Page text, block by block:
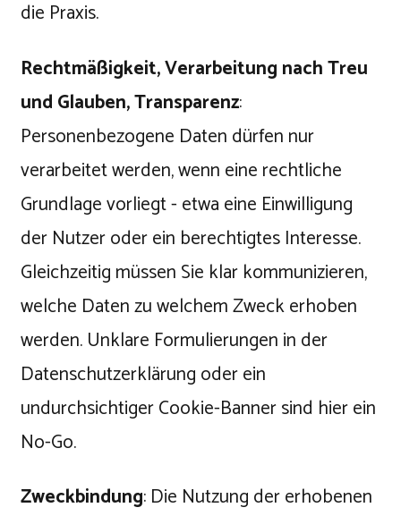
die Praxis.
Rechtmäßigkeit, Verarbeitung nach Treu
und Glauben, Transparenz:
Personenbezogene Daten dürfen nur
verarbeitet werden, wenn eine rechtliche
Grundlage vorliegt - etwa eine Einwilligung
der Nutzer oder ein berechtigtes Interesse.
Gleichzeitig müssen Sie klar kommunizieren,
welche Daten zu welchem Zweck erhoben
werden. Unklare Formulierungen in der
Datenschutzerklärung oder ein
undurchsichtiger Cookie-Banner sind hier ein
No-Go.
Zweckbindung: Die Nutzung der erhobenen